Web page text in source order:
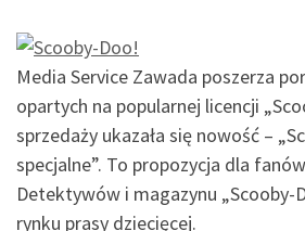
Media Service Zawada poszerza
opartych na popularnej licencji
sprzedaży ukazała się nowość –
specjalne”. To propozycja dla
Detektywów i magazynu „Scooby-
rynku prasy dziecięcej.